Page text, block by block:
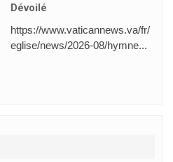
Dévoilé
https://www.vaticannews.va/fr/
eglise/news/2026-08/hymne...